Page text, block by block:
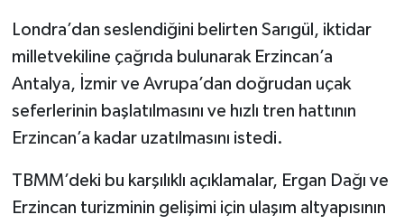
Londra’dan seslendiğini belirten Sarıgül, iktidar
milletvekiline çağrıda bulunarak Erzincan’a
Antalya, İzmir ve Avrupa’dan doğrudan uçak
seferlerinin başlatılmasını ve hızlı tren hattının
Erzincan’a kadar uzatılmasını istedi.
TBMM’deki bu karşılıklı açıklamalar, Ergan Dağı ve
Erzincan turizminin gelişimi için ulaşım altyapısının